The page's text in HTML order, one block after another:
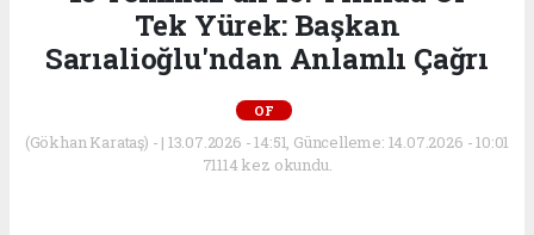
Tek Yürek: Başkan
Sarıalioğlu'ndan Anlamlı Çağrı
OF
(Gökhan Karataş) - | 13.07.2026 - 14:51, Güncelleme: 14.07.2026 - 10:01
71114 kez okundu.